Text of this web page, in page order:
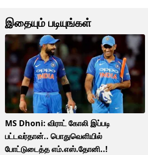
இதையும் படியுங்கள்
MS Dhoni: விராட் கோலி இப்படி
பட்டவர்தான்.. பொதுவெளியில்
போட்டுடைத்த எம்.எஸ்.தோனி..!